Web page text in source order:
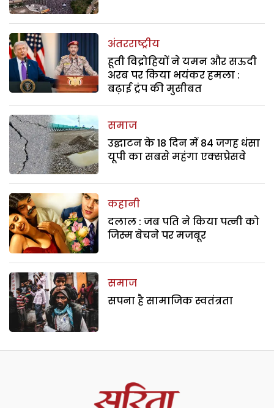
अंतरराष्ट्रीय
हूती विद्रोहियों ने यमन और सऊदी
अरब पर किया भयंकर हमला :
बढ़ाई ट्रंप की मुसीबत
समाज
उद्घाटन के 18 दिन में 84 जगह धंसा
यूपी का सबसे महंगा एक्सप्रेसवे
कहानी
दलाल : जब पति ने किया पत्नी को
जिस्म बेचने पर मजबूर
समाज
सपना है सामाजिक स्वतंत्रता